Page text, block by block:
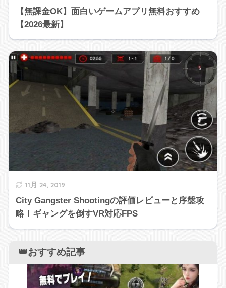
【無課金OK】面白いゲームアプリ無料おすすめ
【2026最新】
11月 24, 2019
City Gangster Shootingの評価レビューと序盤攻
略！ギャングを倒すVR対応FPS
👑おすすめ記事